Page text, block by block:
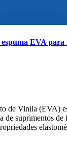
EVA para
de Vinila (EVA)
de suprimentos de